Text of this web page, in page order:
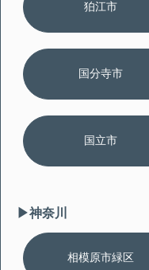
狛江市
国分寺市
国立市
▶︎神奈川
相模原市緑区